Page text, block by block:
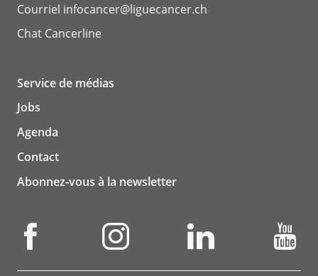
Courriel infocancer@liguecancer.ch
Chat Cancerline
Service de médias
Jobs
Agenda
Contact
Abonnez-vous à la newsletter